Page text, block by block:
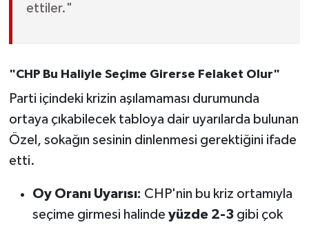
ettiler."
"CHP Bu Haliyle Seçime Girerse Felaket Olur"
Parti içindeki krizin aşılamaması durumunda
ortaya çıkabilecek tabloya dair uyarılarda bulunan
Özel, sokağın sesinin dinlenmesi gerektiğini ifade
etti.
Oy Oranı Uyarısı: CHP'nin bu kriz ortamıyla
seçime girmesi halinde yüzde 2-3gibi çok